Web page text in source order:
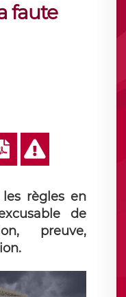
faute
règles en
de
preuve,